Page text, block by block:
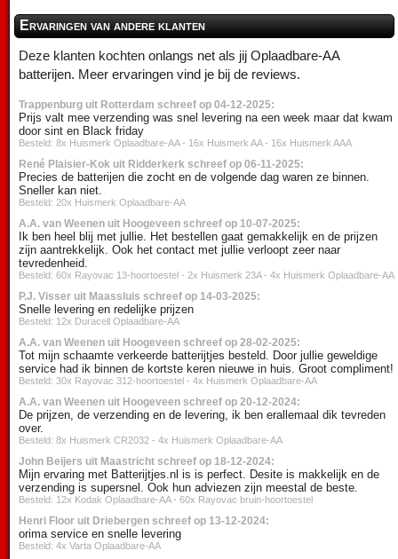
Ervaringen van andere klanten
Deze klanten kochten onlangs net als jij Oplaadbare-AA
batterijen. Meer ervaringen vind je bij de reviews.
Trappenburg uit Rotterdam schreef op 04-12-2025:
Prijs valt mee verzending was snel levering na een week maar dat kwam
door sint en Black friday
Besteld: 8x Huismerk Oplaadbare-AA - 16x Huismerk AA - 16x Huismerk AAA
René Plaisier-Kok uit Ridderkerk schreef op 06-11-2025:
Precies de batterijen die zocht en de volgende dag waren ze binnen.
Sneller kan niet.
Besteld: 20x Huismerk Oplaadbare-AA
A.A. van Weenen uit Hoogeveen schreef op 10-07-2025:
Ik ben heel blij met jullie. Het bestellen gaat gemakkelijk en de prijzen
zijn aantrekkelijk. Ook het contact met jullie verloopt zeer naar
tevredenheid.
Besteld: 60x Rayovac 13-hoortoestel - 2x Huismerk 23A - 4x Huismerk Oplaadbare-AA
P.J. Visser uit Maassluis schreef op 14-03-2025:
Snelle levering en redelijke prijzen
Besteld: 12x Duracell Oplaadbare-AA
A.A. van Weenen uit Hoogeveen schreef op 28-02-2025:
Tot mijn schaamte verkeerde batterijtjes besteld. Door jullie geweldige
service had ik binnen de kortste keren nieuwe in huis. Groot compliment!
Besteld: 30x Rayovac 312-hoortoestel - 4x Huismerk Oplaadbare-AA
A.A. van Weenen uit Hoogeveen schreef op 20-12-2024:
De prijzen, de verzending en de levering, ik ben erallemaal dik tevreden
over.
Besteld: 8x Huismerk CR2032 - 4x Huismerk Oplaadbare-AA
John Beijers uit Maastricht schreef op 18-12-2024:
Mijn ervaring met Batterijtjes.nl is is perfect. Desite is makkelijk en de
verzending is supersnel. Ook hun adviezen zijn meestal de beste.
Besteld: 12x Kodak Oplaadbare-AA - 60x Rayovac bruin-hoortoestel
Henri Floor uit Driebergen schreef op 13-12-2024:
orima service en snelle levering
Besteld: 4x Varta Oplaadbare-AA